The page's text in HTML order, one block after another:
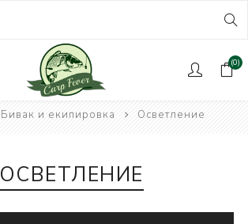
(0)
Бивак и екипировка Осветление
ОСВЕТЛЕНИЕ